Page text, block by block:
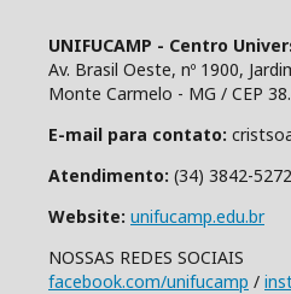
UNIFUCAMP - Centro
Av. Brasil Oeste, nº 1900,
Monte Carmelo - MG / CEP
E-mail para contato:
Atendimento: (34) 3842-5272
Website: unifucamp.edu.br
NOSSAS REDES SOCIAIS
facebook.com/unifucamp /